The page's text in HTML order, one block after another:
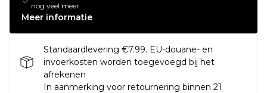
nog veel meer.
Meer informatie
Standaardlevering €7.99. EU-douane- en
invoerkosten worden toegevoegd bij het
afrekenen
In aanmerking voor retournering binnen 21